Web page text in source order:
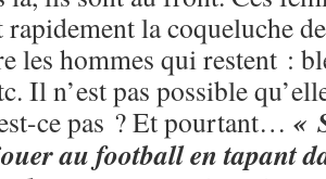
la coqueluche
les hommes qui restent :
Il n’est pas possible
ce pas ? Et pourtant… «
au football en tapant